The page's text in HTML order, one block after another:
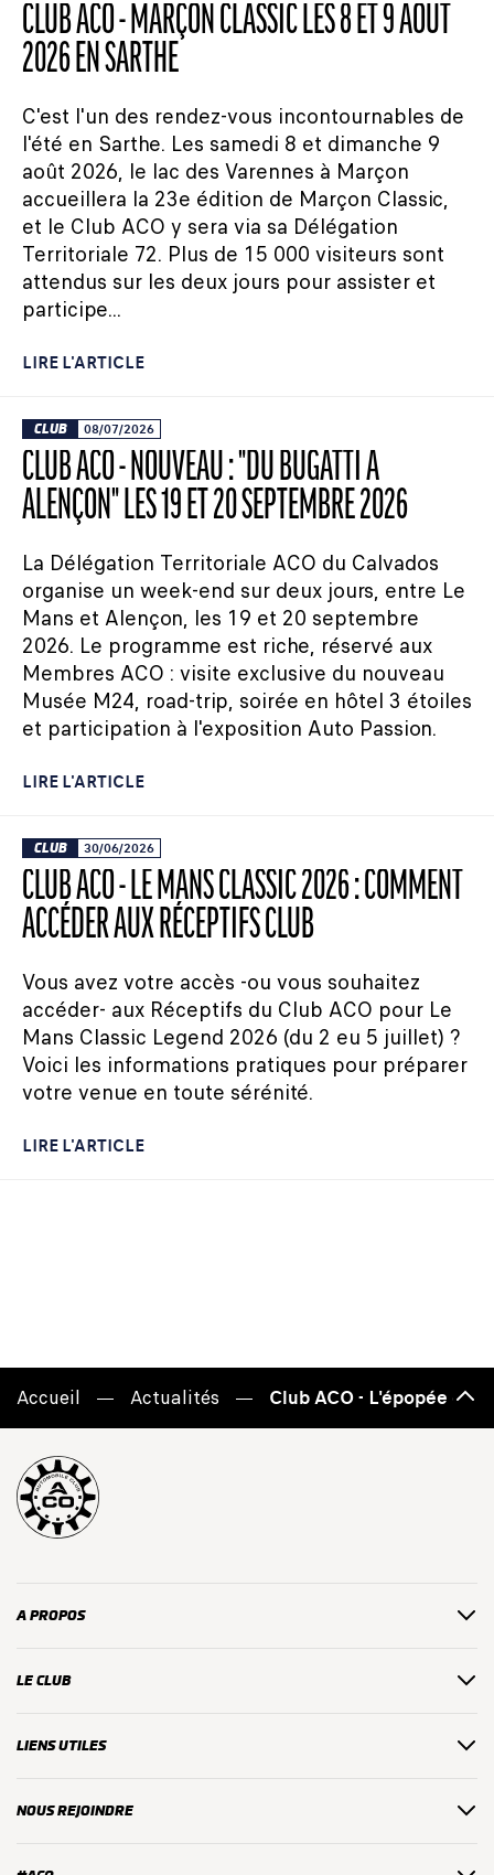
CLUB ACO - MARÇON CLASSIC LES 8 ET 9 AOÛT
2026 EN SARTHE
C'est l'un des rendez-vous incontournables de
l'été en Sarthe. Les samedi 8 et dimanche 9
août 2026, le lac des Varennes à Marçon
accueillera la 23e édition de Marçon Classic,
et le Club ACO y sera via sa Délégation
Territoriale 72. Plus de 15 000 visiteurs sont
attendus sur les deux jours pour assister et
participe...
LIRE L'ARTICLE
CLUB 08/07/2026
CLUB ACO - NOUVEAU : "DU BUGATTI À
ALENÇON" LES 19 ET 20 SEPTEMBRE 2026
La Délégation Territoriale ACO du Calvados
organise un week-end sur deux jours, entre Le
Mans et Alençon, les 19 et 20 septembre
2026. Le programme est riche, réservé aux
Membres ACO : visite exclusive du nouveau
Musée M24, road-trip, soirée en hôtel 3 étoiles
et participation à l'exposition Auto Passion.
LIRE L'ARTICLE
CLUB 30/06/2026
CLUB ACO - LE MANS CLASSIC 2026 : COMMENT
ACCÉDER AUX RÉCEPTIFS CLUB
Vous avez votre accès -ou vous souhaitez
accéder- aux Réceptifs du Club ACO pour Le
Mans Classic Legend 2026 (du 2 eu 5 juillet) ?
Voici les informations pratiques pour préparer
votre venue en toute sérénité.
LIRE L'ARTICLE
Accueil Actualités Club ACO - L'épopée du
Haut
page
A PROPOS
LE CLUB
LIENS UTILES
NOUS REJOINDRE